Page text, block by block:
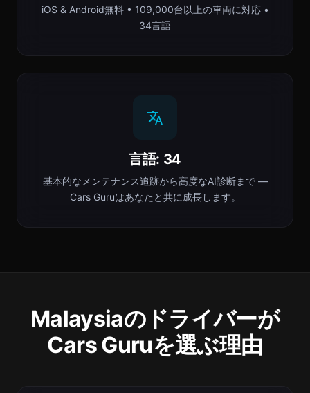
iOS & Android無料 • 109,000台以上の車両に対応 •
34言語
言語: 34
基本的なメンテナンス追跡から高度なAI診断まで —
Cars Guruはあなたと共に成長します。
Malaysiaのドライバーが
Cars Guruを選ぶ理由